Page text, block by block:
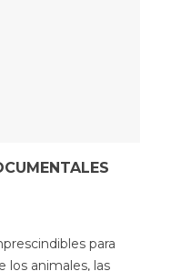
para
los animales, las